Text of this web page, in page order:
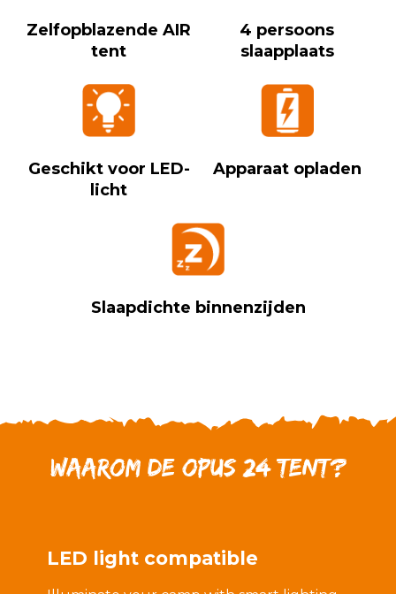
Zelfopblazende AIR
tent
4 persoons
slaapplaats
Geschikt voor LED-
licht
Apparaat opladen
Slaapdichte binnenzijden
Waarom de OPUS 24 Tent?
LED light compatible